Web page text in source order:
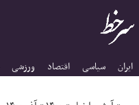
ایران سیاسی اقتصاد ورزشی